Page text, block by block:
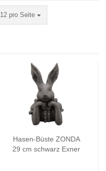
12 pro Seite
pro Seite
Hasen-Büste ZONDA
29 cm schwarz Exner